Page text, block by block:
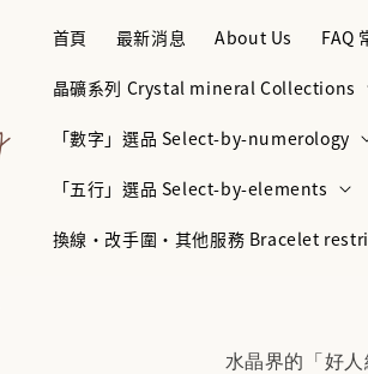
首頁 最新消息 About Us FAQ
晶礦系列 Crystal mineral Collections
「數字」選品 Select-by-numerology
「五行」選品 Select-by-elements
換線・改手圍・其他服務 Bracelet
水晶界的「好